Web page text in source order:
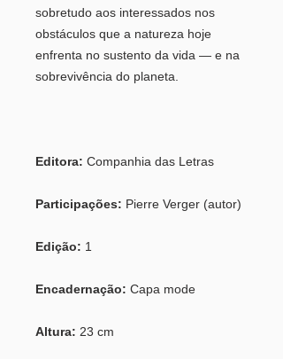
sobretudo aos interessados nos
obstáculos que a natureza hoje
enfrenta no sustento da vida — e na
sobrevivência do planeta.
Editora: Companhia das Letras
Participações: Pierre Verger (autor)
Edição: 1
Encadernação: Capa mode
Altura: 23 cm